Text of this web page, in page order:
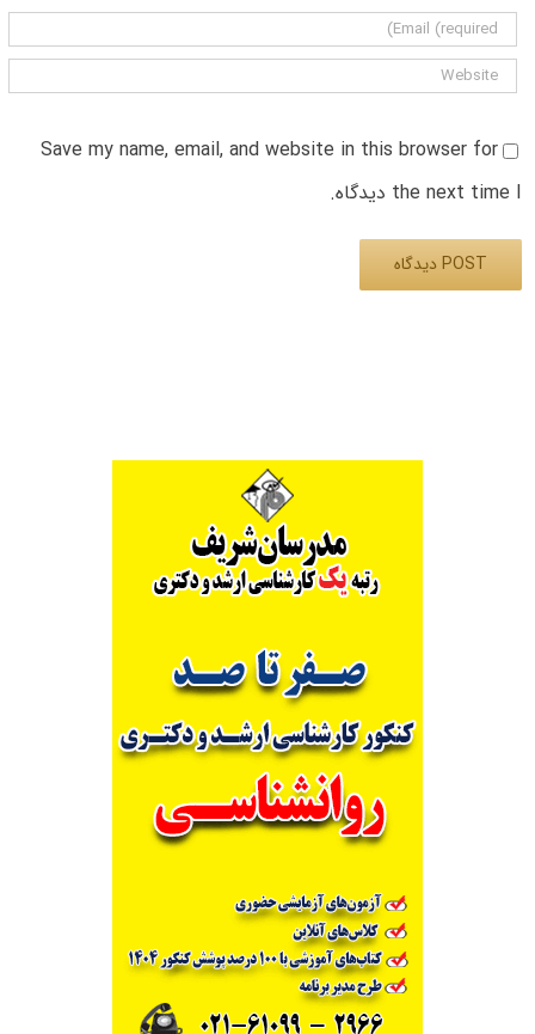
Save my name, email, and website in this browser for
the next time I دیدگاه.